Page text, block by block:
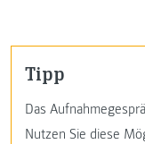
Tipp
Das
Nutzen Sie diese